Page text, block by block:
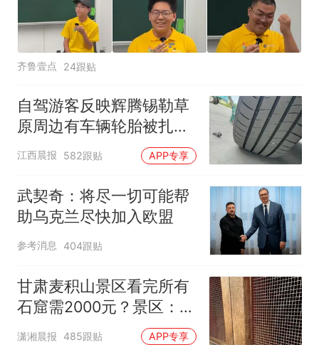
齐鲁壹点 24跟贴
自驾游客反映辉腾锡勒草
原周边有车辆轮胎被扎，
修理店铺换胎价格高达千
元，官方发布情况通报
江西晨报 582跟贴 APP专享
武契奇：将尽一切可能帮
助乌克兰尽快加入欧盟
参考消息 404跟贴
甘肃麦积山景区看完所有
石窟需2000元？景区：部
分石窟受特别保护，游客
潇湘晨报 485跟贴 APP专享